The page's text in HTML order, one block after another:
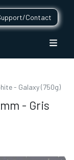
Contact
- Galaxy (750g)
- Gris